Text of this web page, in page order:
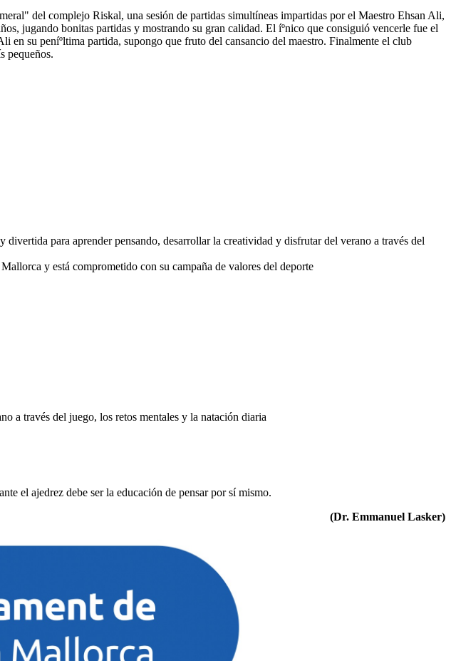
del complejo Riskal, una sesión de partidas simultíneas impartidas por el Maestro Ehsan Ali,
jugando bonitas partidas y mostrando su gran calidad. El íºnico que consiguió vencerle fue el
en su peníºltima partida, supongo que fruto del cansancio del maestro. Finalmente el club
pequeños.
divertida para aprender pensando, desarrollar la creatividad y disfrutar del verano a través del
y está comprometido con su campaña de valores del deporte
a través del juego, los retos mentales y la natación diaria
el ajedrez debe ser la educación de pensar por sí mismo.
(Dr. Emmanuel Lasker)